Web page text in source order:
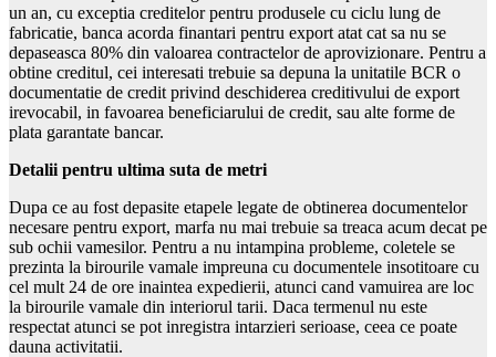
un an, cu exceptia creditelor pentru produsele cu ciclu lung de
fabricatie, banca acorda finantari pentru export atat cat sa nu se
depaseasca 80% din valoarea contractelor de aprovizionare. Pentru a
obtine creditul, cei interesati trebuie sa depuna la unitatile BCR o
documentatie de credit privind deschiderea creditivului de export
irevocabil, in favoarea beneficiarului de credit, sau alte forme de
plata garantate bancar.
Detalii pentru ultima suta de metri
Dupa ce au fost depasite etapele legate de obtinerea documentelor
necesare pentru export, marfa nu mai trebuie sa treaca acum decat pe
sub ochii vamesilor. Pentru a nu intampina probleme, coletele se
prezinta la birourile vamale impreuna cu documentele insotitoare cu
cel mult 24 de ore inaintea expedierii, atunci cand vamuirea are loc
la birourile vamale din interiorul tarii. Daca termenul nu este
respectat atunci se pot inregistra intarzieri serioase, ceea ce poate
dauna activitatii.